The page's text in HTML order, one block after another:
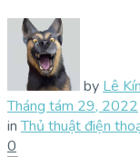
by Lê
Tháng tám 29, 2022
in Thủ thuật điện
0